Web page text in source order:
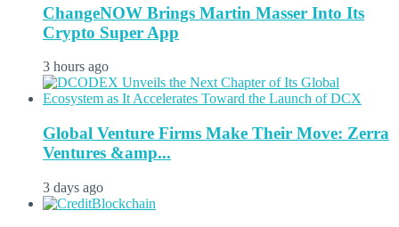
ChangeNOW Brings Martin Masser Into Its
Crypto Super App
3 hours ago
Global Venture Firms Make Their Move: Zerra
Ventures &amp...
3 days ago